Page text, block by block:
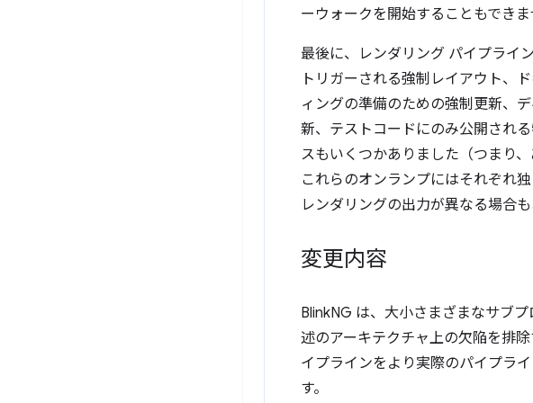
ーウォークを開始することもできま
最後に、レンダリング パイプライ
トリガーされる強制レイアウト、
ィングの準備のための強制更新、
新、テストコードにのみ公開され
スもいくつかありました（つまり
これらのオンランプにはそれぞれ
レンダリングの出力が異なる場合も
変更内容
BlinkNG は、大小さまざまなサブ
述のアーキテクチャ上の欠陥を排
イプラインをより実際のパイプラ
す。